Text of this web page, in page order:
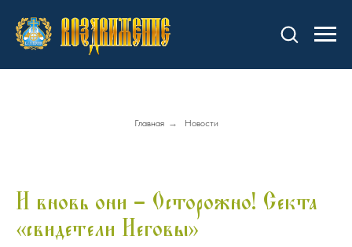
Главная → Новости
И вновь они – Осторожно! Секта
«свидетели Иеговы»